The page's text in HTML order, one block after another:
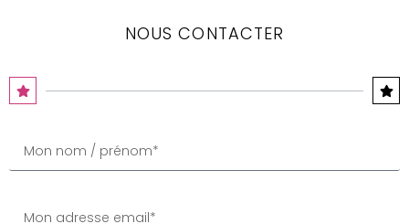
NOUS CONTACTER